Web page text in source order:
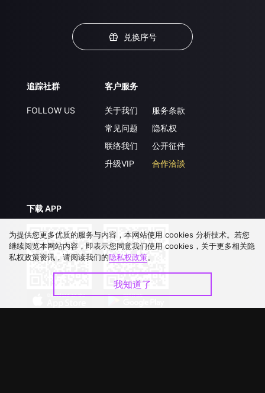
兑换序号
追踪社群
FOLLOW US
客户服务
关于我们
常见问题
联络我们
升级VIP
服务条款
隐私权
公开征件
合作洽談
下载 APP
为提供您更多优质的服务与内容，本网站使用 cookies 分析技术。若您
继续阅览本网站内容，即表示您同意我们使用 cookies，关于更多相关隐
私权政策资讯，请阅读我们的隐私权政策。
我知道了